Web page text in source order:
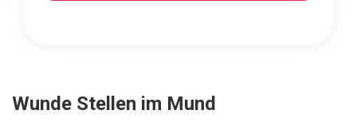
Wunde Stellen im Mund